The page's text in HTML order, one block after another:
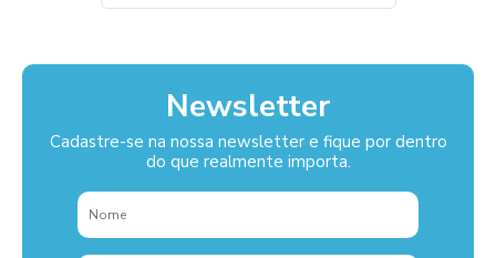
Newsletter
Cadastre-se na nossa newsletter e fique por dentro
do que realmente importa.